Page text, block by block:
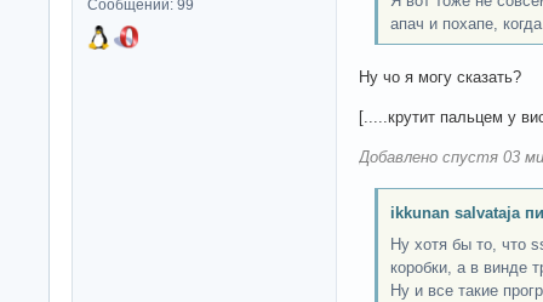
Сообщений: 99
апач и похапе,
Ну чо я могу сказать?
[.....крутит пальцем у
Добавлено спустя 03
ikkunan salvataja
Ну хотя бы то, что
коробки, а в винде
Ну и все такие